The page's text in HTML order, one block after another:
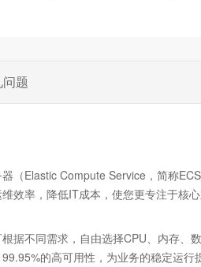
题
（Elastic Compute Service，简称
效率，降低IT成本，使您更专注于核心
据不同需求，自由选择CPU、内存、
的高可用性，为业务的稳定运